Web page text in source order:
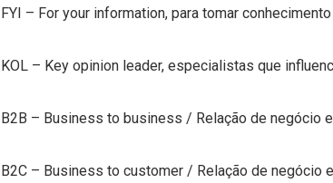
FYI – For your information, para tomar
KOL – Key opinion leader, especialistas que
B2B – Business to business / Relação de negócio
B2C – Business to customer / Relação de negócio